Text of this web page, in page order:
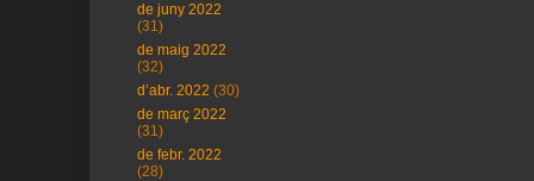
de juny 2022
(31)
de maig 2022
(32)
d’abr. 2022 (30)
de març 2022
(31)
de febr. 2022
(28)